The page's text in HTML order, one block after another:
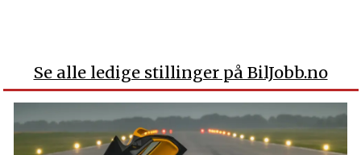
Se alle ledige stillinger på BilJobb.no